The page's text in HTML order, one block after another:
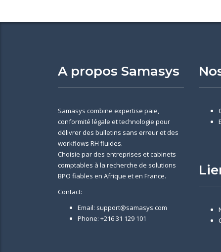
A propos Samasys
Samasys combine expertise paie,
conformité légale et technologie pour
délivrer des bulletins sans erreur et des
workflows RH fluides.
Choisie par des entreprises et cabinets
comptables à la recherche de solutions
BPO fiables en Afrique et en France.
Contact:
Email: support@samasys.com
Phone: +216 31 129 101